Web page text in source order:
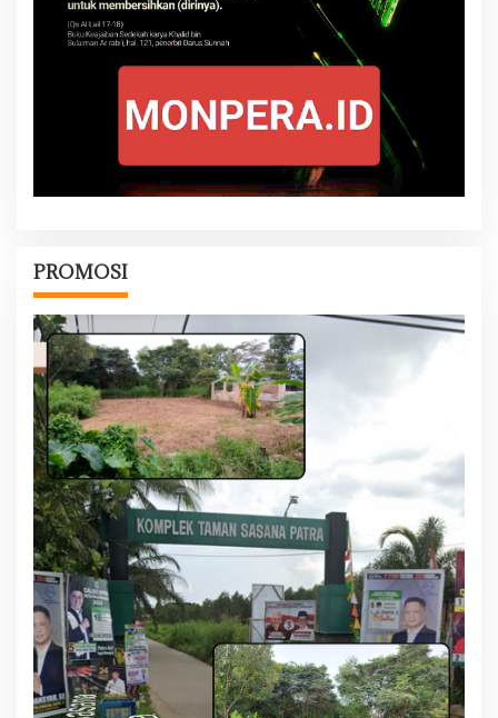
PROMOSI